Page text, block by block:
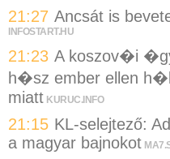
21:27 Ancsát is
INFOSTART.HU
21:23 A koszov�i
h�sz ember ellen
miatt KURUC.INFO
21:15 KL-selejtező:
a magyar bajnokot